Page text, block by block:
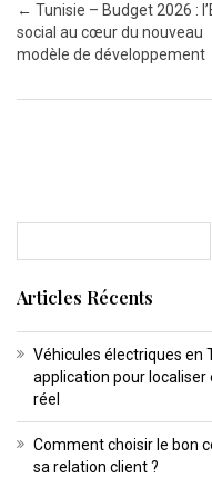
Post navigation
← Tunisie – Budget 2026 :
social au cœur du nouveau
modèle de développement
Articles Récents
Véhicules électriques en
application pour localiser
réel
Comment choisir le bon
sa relation client ?